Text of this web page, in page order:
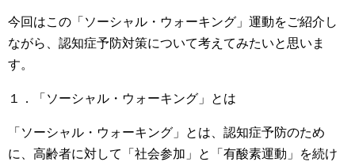
今回はこの「ソーシャル・ウォーキング」運動をご紹介し
ながら、認知症予防対策について考えてみたいと思いま
す。
１．「ソーシャル・ウォーキング」とは
「ソーシャル・ウォーキング」とは、認知症予防のため
に、高齢者に対して「社会参加」と「有酸素運動」を続け